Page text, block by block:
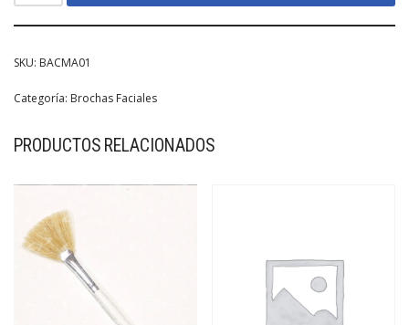
SKU: BACMA01
Categoría: Brochas Faciales
PRODUCTOS RELACIONADOS